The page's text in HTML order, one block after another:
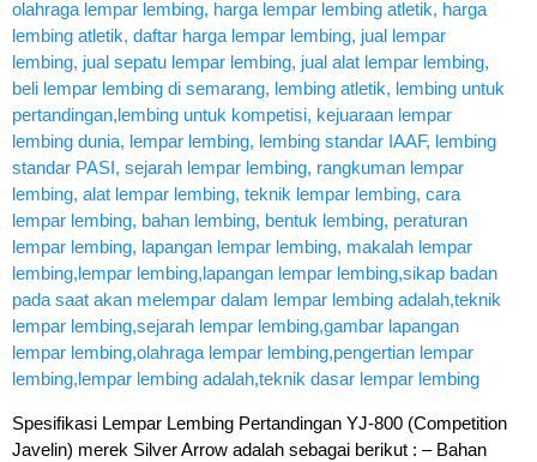
Spesifikasi Lempar Lembing Pertandingan YJ-800 (Competition
Javelin) merek Silver Arrow adalah sebagai berikut : – Bahan